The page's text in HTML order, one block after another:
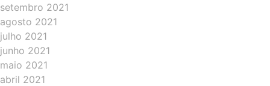
setembro 2021
agosto 2021
julho 2021
junho 2021
maio 2021
abril 2021